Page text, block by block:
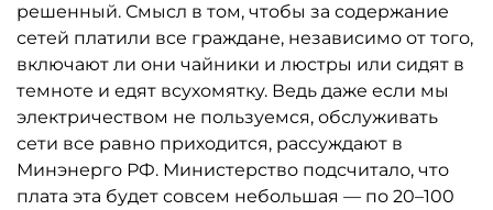
решенный. Смысл в том, чтобы за содержание
сетей платили все граждане, независимо от того,
включают ли они чайники и люстры или сидят в
темноте и едят всухомятку. Ведь даже если мы
электричеством не пользуемся, обслуживать
сети все равно приходится, рассуждают в
Минэнерго РФ. Министерство подсчитало, что
плата эта будет совсем небольшая — по 20–100